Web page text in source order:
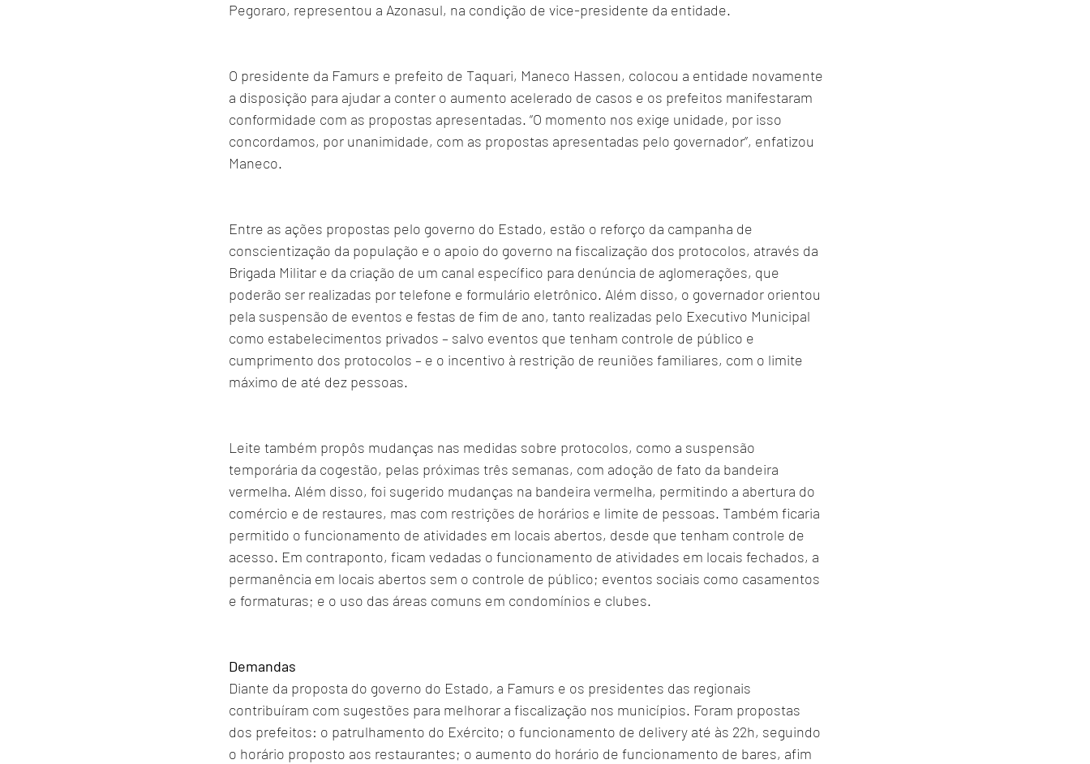
Pegoraro, representou a Azonasul, na condição de vice-presidente da entidade.
O presidente da Famurs e prefeito de Taquari, Maneco Hassen, colocou a entidade novamente
a disposição para ajudar a conter o aumento acelerado de casos e os prefeitos manifestaram
conformidade com as propostas apresentadas. “O momento nos exige unidade, por isso
concordamos, por unanimidade, com as propostas apresentadas pelo governador”, enfatizou
Maneco.
Entre as ações propostas pelo governo do Estado, estão o reforço da campanha de
conscientização da população e o apoio do governo na fiscalização dos protocolos, através da
Brigada Militar e da criação de um canal específico para denúncia de aglomerações, que
poderão ser realizadas por telefone e formulário eletrônico. Além disso, o governador orientou
pela suspensão de eventos e festas de fim de ano, tanto realizadas pelo Executivo Municipal
como estabelecimentos privados – salvo eventos que tenham controle de público e
cumprimento dos protocolos – e o incentivo à restrição de reuniões familiares, com o limite
máximo de até dez pessoas.
Leite também propôs mudanças nas medidas sobre protocolos, como a suspensão
temporária da cogestão, pelas próximas três semanas, com adoção de fato da bandeira
vermelha. Além disso, foi sugerido mudanças na bandeira vermelha, permitindo a abertura do
comércio e de restaures, mas com restrições de horários e limite de pessoas. Também ficaria
permitido o funcionamento de atividades em locais abertos, desde que tenham controle de
acesso. Em contraponto, ficam vedadas o funcionamento de atividades em locais fechados, a
permanência em locais abertos sem o controle de público; eventos sociais como casamentos
e formaturas; e o uso das áreas comuns em condomínios e clubes.
Demandas
Diante da proposta do governo do Estado, a Famurs e os presidentes das regionais
contribuíram com sugestões para melhorar a fiscalização nos municípios. Foram propostas
dos prefeitos: o patrulhamento do Exército; o funcionamento de delivery até às 22h, seguindo
o horário proposto aos restaurantes; o aumento do horário de funcionamento de bares, afim